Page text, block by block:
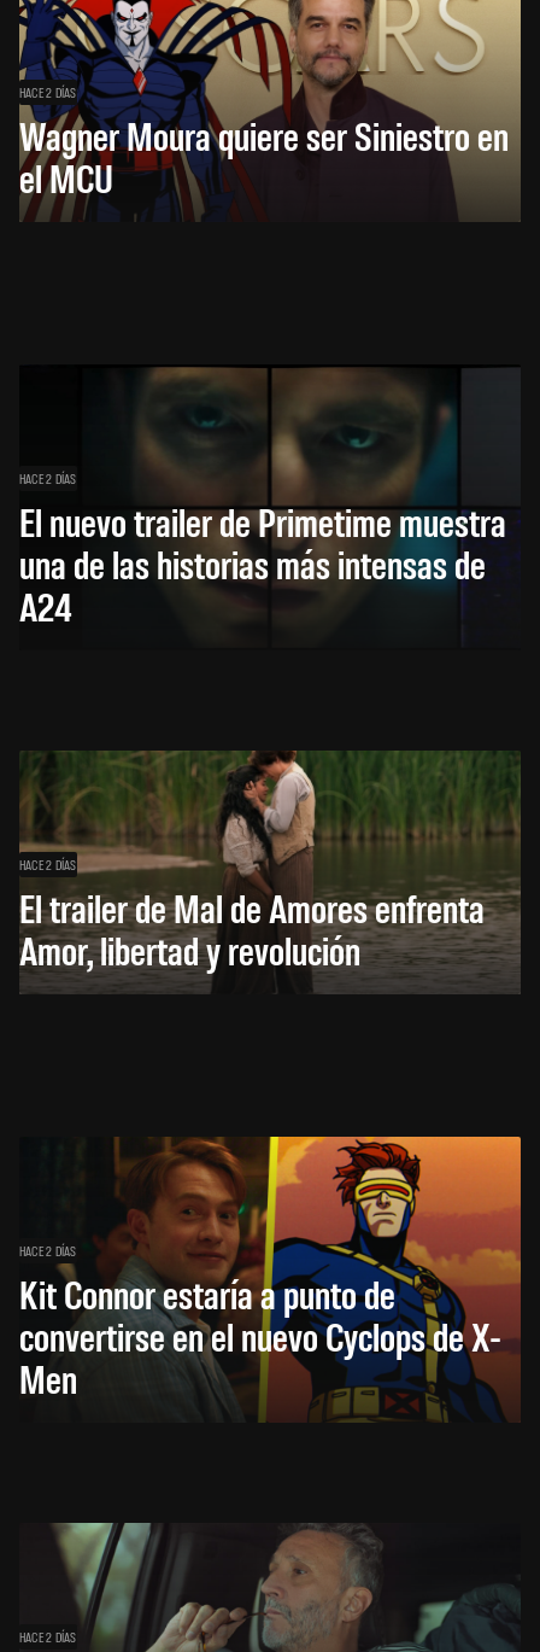
HACE 2 DÍAS
Wagner Moura quiere ser Siniestro en
el MCU
HACE 2 DÍAS
El nuevo trailer de Primetime muestra
una de las historias más intensas de
A24
HACE 2 DÍAS
El trailer de Mal de Amores enfrenta
Amor, libertad y revolución
HACE 2 DÍAS
Kit Connor estaría a punto de
convertirse en el nuevo Cyclops de X-
Men
HACE 2 DÍAS